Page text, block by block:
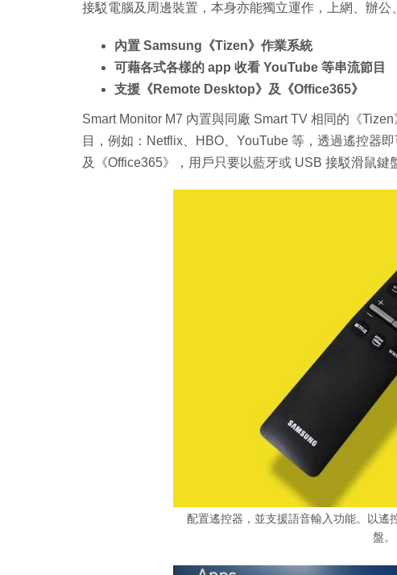
接駁電腦及周邊裝置，本身亦能獨立運作，上網、辦公
內置 Samsung《Tizen》作業系統
可藉各式各樣的 app 收看 YouTube 等串流節目
支援《Remote Desktop》及《Office365》
Smart Monitor M7 內置與同廠 Smart TV 相同的《
目，例如：Netflix、HBO、YouTube 等，透過遙控器
及《Office365》，用戶只要以藍牙或 USB 接駁滑鼠鍵
配置遙控器，並支援語音輸入功能。以遙
盤。